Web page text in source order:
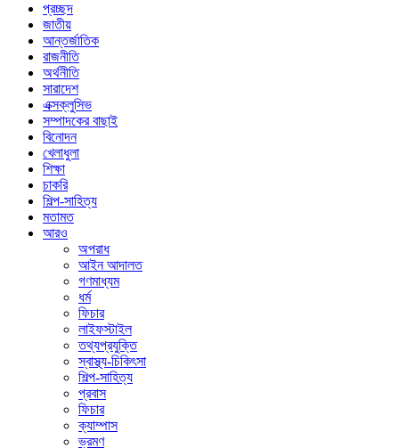
প্রচ্ছদ
জাতীয়
আন্তর্জাতিক
রাজনীতি
অর্থনীতি
সারাদেশ
এক্সক্লুসিভ
সম্পাদকের বাছাই
বিনোদন
খেলাধুলা
শিক্ষা
চাকরি
শিল্প-সাহিত্য
মতামত
আরও
অপরাধ
আইন আদালত
গণমাধ্যম
ধর্ম
ফিচার
লাইফস্টাইল
তথ্যপ্রযুক্তি
স্বাস্থ্য-চিকিৎসা
শিল্প-সাহিত্য
প্রবাস
ফিচার
ক্যাম্পাস
ভ্রমণ